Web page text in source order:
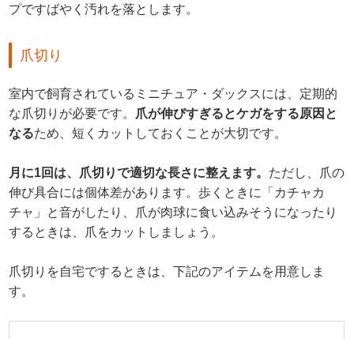
プですばやく汚れを落とします。
爪切り
室内で飼育されているミニチュア・ダックスには、定期的
な爪切りが必要です。
爪が伸びすぎるとケガをする原因と
なるため、短くカットしておくことが大切です。
月に1回は、爪切りで適切な長さに整えます。 ただし、爪の
伸び具合には個体差があります。歩くときに「カチャカ
チャ」と音がしたり、爪が肉球に食い込みそうになったり
するときは、爪をカットしましょう。
爪切りを自宅でするときは、下記のアイテムを用意しま
す。